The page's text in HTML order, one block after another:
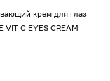
крем для глаз
VIT C EYES CREAM